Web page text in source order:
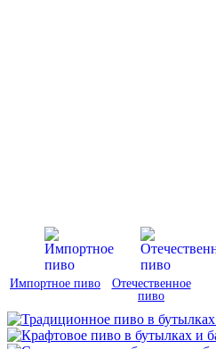
Импортное пиво
Отечественное
пиво